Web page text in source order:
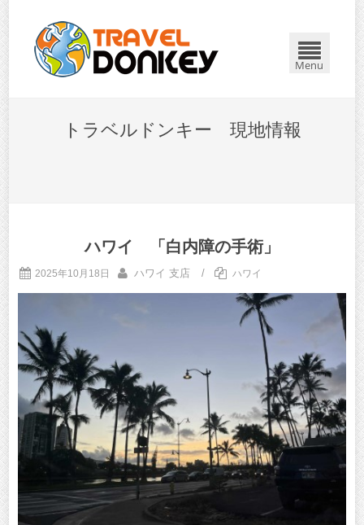
Menu
トラベルドンキー 現地情報
ハワイ 「白内障の手術」
2025年10月18日 ハワイ 支店 / ハワイ